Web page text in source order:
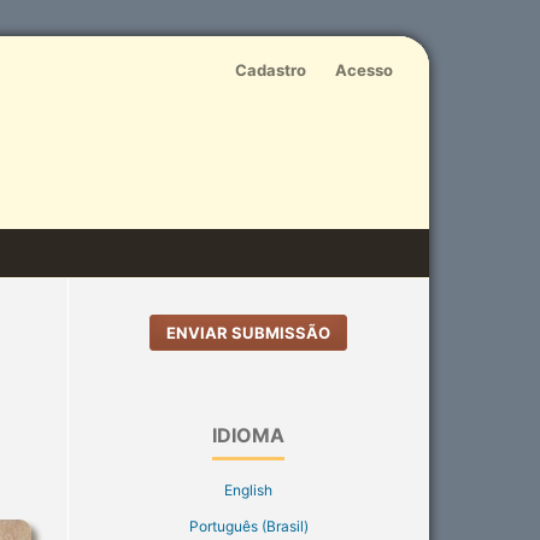
Cadastro Acesso
ENVIAR SUBMISSÃO
IDIOMA
English
Português (Brasil)